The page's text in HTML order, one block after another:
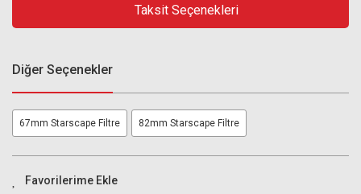
Taksit Seçenekleri
Diğer Seçenekler
67mm Starscape Filtre 82mm Starscape Filtre